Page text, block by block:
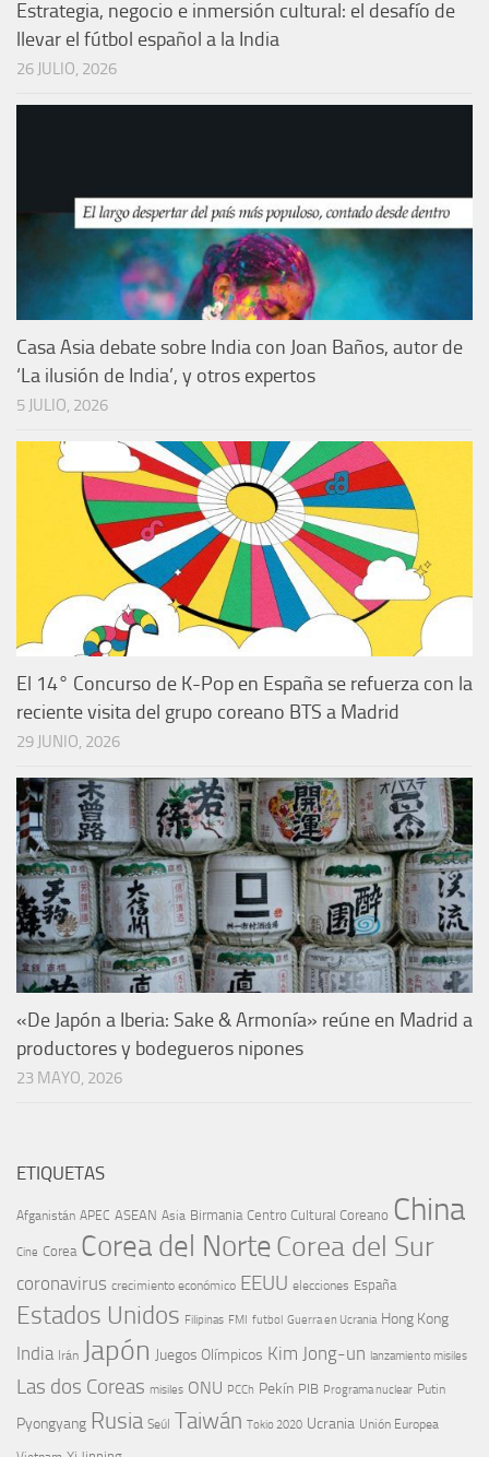
Estrategia, negocio e inmersión cultural: el desafío de
llevar el fútbol español a la India
26 JULIO, 2026
Casa Asia debate sobre India con Joan Baños, autor de
‘La ilusión de India’, y otros expertos
5 JULIO, 2026
El 14° Concurso de K-Pop en España se refuerza con la
reciente visita del grupo coreano BTS a Madrid
29 JUNIO, 2026
«De Japón a Iberia: Sake & Armonía» reúne en Madrid a
productores y bodegueros nipones
23 MAYO, 2026
ETIQUETAS
Afganistán APEC ASEAN Asia Birmania Centro Cultural Coreano China
Cine Corea Corea del NorteCorea del Sur
coronavirus crecimiento económico EEUU elecciones España
Estados Unidos Filipinas FMI futbol Guerra en Ucrania Hong Kong
India Irán Japón Juegos Olímpicos Kim Jong-un lanzamiento misiles
Las dos Coreas misiles ONU PCCh Pekín PIB Programa nuclear Putin
Pyongyang Rusia Seúl Taiwán Tokio 2020 Ucrania Unión Europea